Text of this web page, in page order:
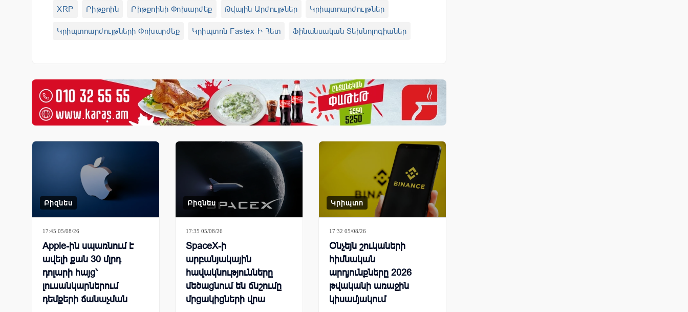
XRP Բիթքոին Բիթքոինի Փոխարժեք Թվային Արժույթներ Կրիպտոարժույթներ
Կրիպտոարժույթների Փոխարժեք Կրիպտոն Fastex-Ի Հետ Ֆինանսական Տեխնոլոգիաներ
Բիզնես
17:45 05/08/26
Apple-ին սպառնում է
ավելի քան 30 մլրդ
դոլարի հայց՝
լուսանկարներում
դեմքերի ճանաչման
Բիզնես
17:35 05/08/26
SpaceX-ի
արբանյակային
հավակնությունները
մեծացնում են ճնշումը
մրցակիցների վրա
Կրիպտո
17:32 05/08/26
Օնչեյն շուկաների
հիմնական
արդյունքները 2026
թվականի առաջին
կիսամյակում